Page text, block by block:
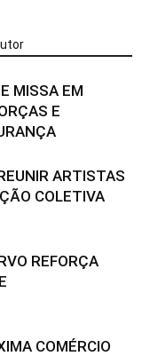
MISSA EM
E
ARTISTAS
COLETIVA
REFORÇA
COMÉRCIO